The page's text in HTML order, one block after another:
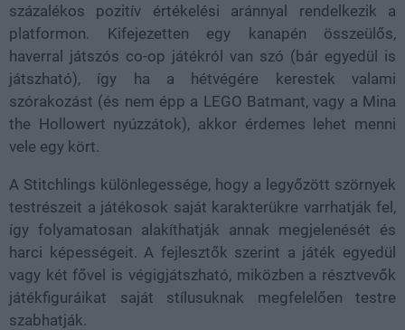
százalékos pozitív értékelési aránnyal rendelkezik a
platformon. Kifejezetten egy kanapén összeülős,
haverral játszós co-op játékról van szó (bár egyedül is
játszható), így ha a hétvégére kerestek valami
szórakozást (és nem épp a LEGO Batmant, vagy a Mina
the Hollowert nyúzzátok), akkor érdemes lehet menni
vele egy kört.
A Stitchlings különlegessége, hogy a legyőzött szörnyek
testrészeit a játékosok saját karakterükre varrhatják fel,
így folyamatosan alakíthatják annak megjelenését és
harci képességeit. A fejlesztők szerint a játék egyedül
vagy két fővel is végigjátszható, miközben a résztvevők
játékfiguráikat saját stílusuknak megfelelően testre
szabhatják.